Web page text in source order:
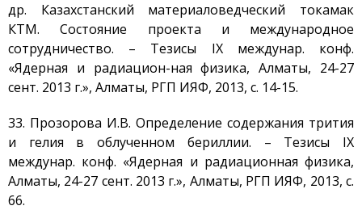
др. Казахстанский материаловедческий токамак
КТМ. Состояние проекта и международное
сотрудничество. – Тезисы IX междунар. конф.
«Ядерная и радиацион-ная физика, Алматы, 24-27
сент. 2013 г.», Алматы, РГП ИЯФ, 2013, с. 14-15.
33. Прозорова И.В. Определение содержания трития
и гелия в облученном бериллии. – Тезисы IX
междунар. конф. «Ядерная и радиационная физика,
Алматы, 24-27 сент. 2013 г.», Алматы, РГП ИЯФ, 2013, с.
66.